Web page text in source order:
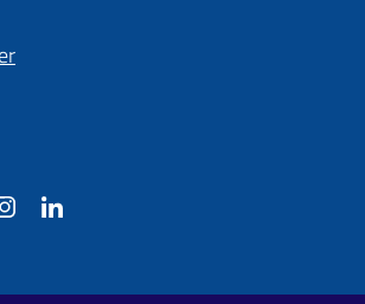
Instagram